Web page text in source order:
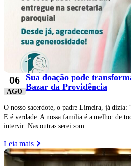
06
AGO
Sua doação pode
Bazar da Providência
O nosso sacerdote, o padre Limeira, já dizia:
E é verdade. A nossa família é a melhor de
intervir. Nas outras serei som
Leia mais